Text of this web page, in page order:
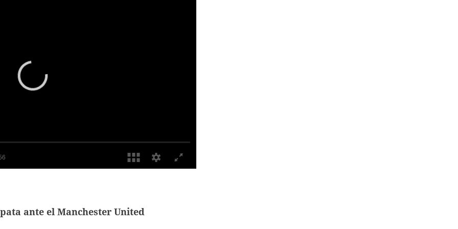
ante el Manchester United